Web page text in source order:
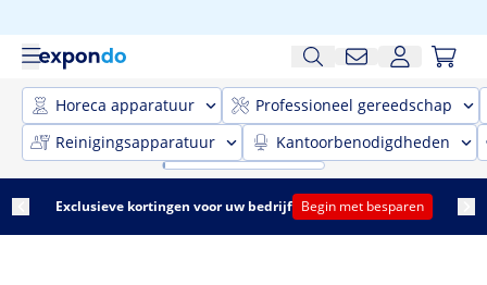
Horeca apparatuur
Professioneel gereedschap
Reinigingsapparatuur
Kantoorbenodigdheden
Exclusieve kortingen voor uw bedrijf Begin met besparen